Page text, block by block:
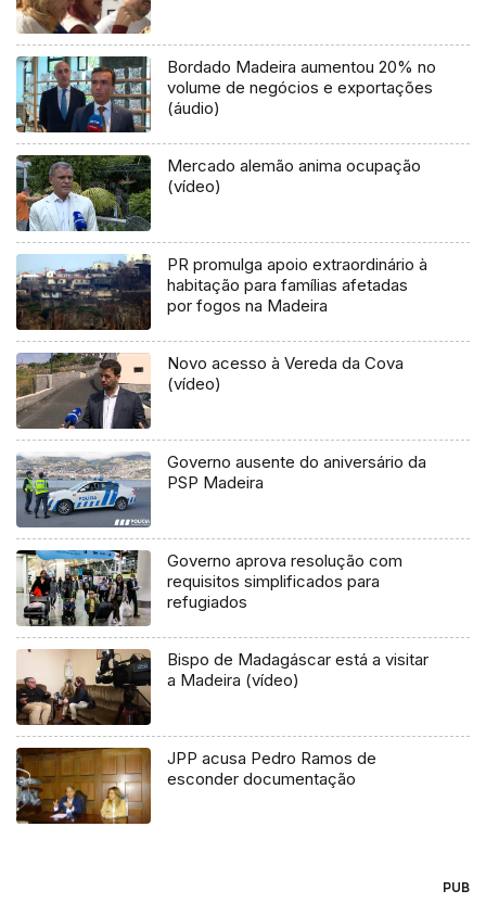
Bordado Madeira aumentou 20% no
volume de negócios e exportações
(áudio)
Mercado alemão anima ocupação
(vídeo)
PR promulga apoio extraordinário à
habitação para famílias afetadas
por fogos na Madeira
Novo acesso à Vereda da Cova
(vídeo)
Governo ausente do aniversário da
PSP Madeira
Governo aprova resolução com
requisitos simplificados para
refugiados
Bispo de Madagáscar está a visitar
a Madeira (vídeo)
JPP acusa Pedro Ramos de
esconder documentação
PUB